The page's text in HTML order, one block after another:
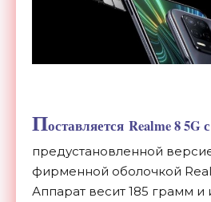
Поставляется Realme 8 5G с
предустановленной
фирменной оболочкой
Аппарат весит 185 грамм и